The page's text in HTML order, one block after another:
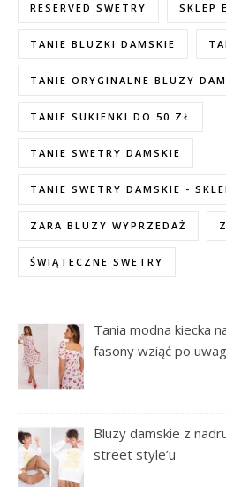
RESERVED SWETRY SKLEP
TANIE BLUZKI DAMSKIE
TANIE ORYGINALNE BLUZY
TANIE SUKIENKI DO 50 ZŁ
TANIE SWETRY DAMSKIE
TANIE SWETRY DAMSKIE -
ZARA BLUZY WYPRZEDAŻ
ŚWIĄTECZNE SWETRY
Tania modna kiecka
fasony wziąć po
Bluzy damskie z
street style’u